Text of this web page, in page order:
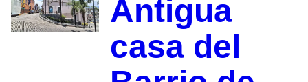
Antigua
casa del